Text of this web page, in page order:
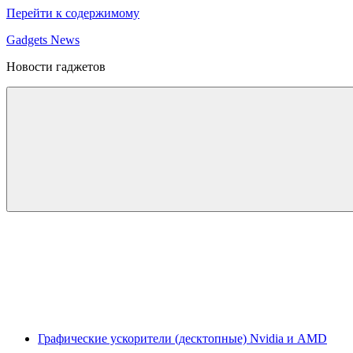
Перейти к содержимому
Gadgets News
Новости гаджетов
Графические ускорители (десктопные) Nvidia и AMD